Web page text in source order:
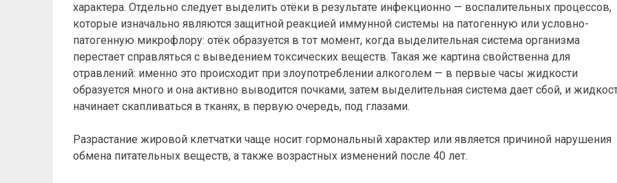
характера. Отдельно следует выделить отёки в результате инфекционно — воспалительных процессов,
которые изначально являются защитной реакцией иммунной системы на патогенную или условно-
патогенную микрофлору: отёк образуется в тот момент, когда выделительная система организма
перестает справляться с выведением токсических веществ. Такая же картина свойственна для
отравлений: именно это происходит при злоупотреблении алкоголем — в первые часы жидкости
образуется много и она активно выводится почками, затем выделительная система дает сбой, и
начинает скапливаться в тканях, в первую очередь, под глазами.
Разрастание жировой клетчатки чаще носит гормональный характер или является причиной нарушения
обмена питательных веществ, а также возрастных изменений после 40 лет.